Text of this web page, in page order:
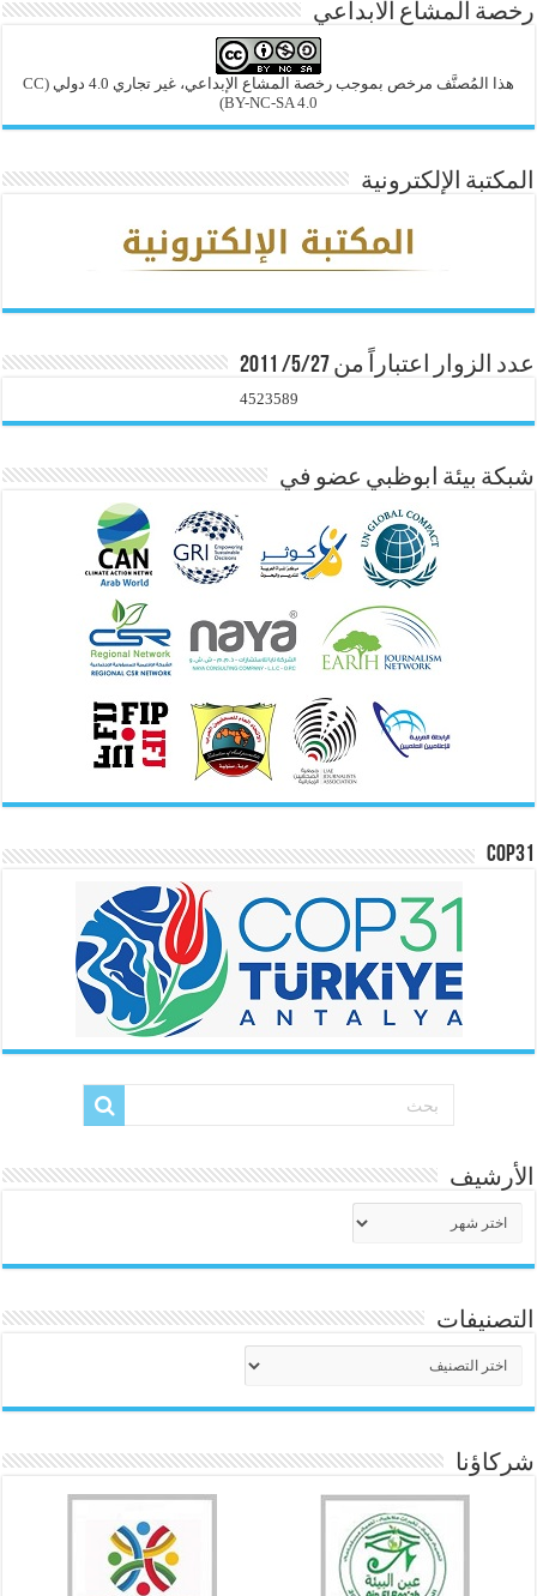
رخصة المشاع الابداعي
هذا المُصنَّف مرخص بموجب رخصة المشاع الإبداعي، غير تجاري 4.0 دولي
(CC
BY-NC-SA 4.0)
المكتبة الإلكترونية
عدد الزوار اعتباراً من 5/27/ 2011
4523589
شبكة بيئة ابوظبي عضو في
COP31
الأرشيف
التصنيفات
شركاؤنا